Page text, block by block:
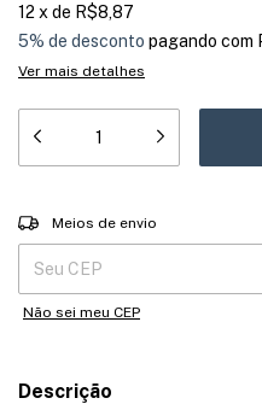
12 x de R$8,87
5% de desconto pagando com
Ver mais detalhes
Entregas para o CEP:
Meios de envio
Não sei meu CEP
Descrição